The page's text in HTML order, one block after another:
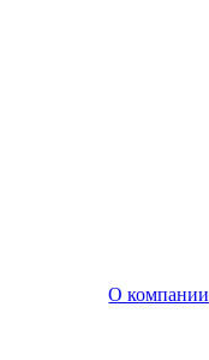
О компании